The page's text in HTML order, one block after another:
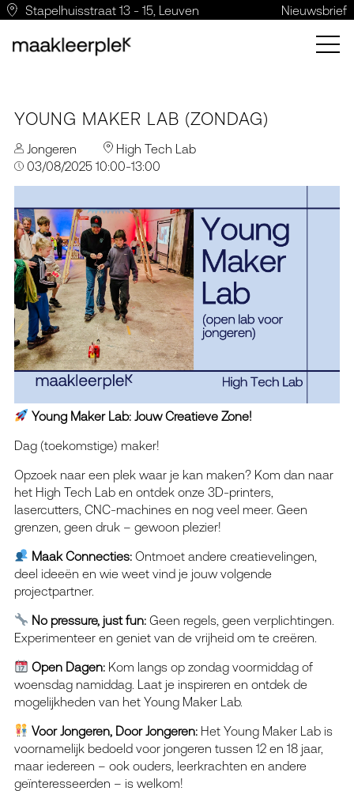
Stapelhuisstraat 13 - 15, Leuven Nieuwsbrief
YOUNG MAKER LAB (ZONDAG)
Jongeren
High Tech Lab
03/08/2025 10:00-13:00
Young Maker Lab: Jouw Creatieve Zone!
Dag (toekomstige) maker!
Opzoek naar een plek waar je kan maken? Kom dan naar
het High Tech Lab en ontdek onze 3D-printers,
lasercutters, CNC-machines en nog veel meer. Geen
grenzen, geen druk – gewoon plezier!
Maak Connecties: Ontmoet andere creatievelingen,
deel ideeën en wie weet vind je jouw volgende
projectpartner.
No pressure, just fun: Geen regels, geen verplichtingen.
Experimenteer en geniet van de vrijheid om te creëren.
Open Dagen: Kom langs op zondag voormiddag of
woensdag namiddag. Laat je inspireren en ontdek de
mogelijkheden van het Young Maker Lab.
Voor Jongeren, Door Jongeren: Het Young Maker Lab is
voornamelijk bedoeld voor jongeren tussen 12 en 18 jaar,
maar iedereen – ook ouders, leerkrachten en andere
geïnteresseerden – is welkom!